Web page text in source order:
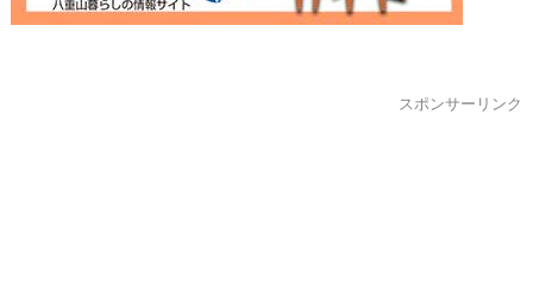
スポンサーリンク